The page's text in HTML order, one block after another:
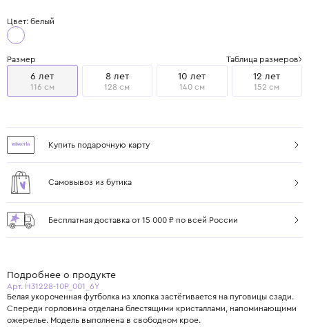
Цвет: белый
Размер Таблица размеров
6 лет
116 см
8 лет
128 см
10 лет
140 см
12 лет
152 см
Купить подарочную карту
Самовывоз из бутика
Бесплатная доставка от 15 000 ₽ по всей России
Подробнее о продукте
Арт. H31228-10P_001_6Y
Белая укороченная футболка из хлопка застёгивается на пуговицы сзади.
Спереди горловина отделана блестящими кристаллами, напоминающими
ожерелье. Модель выполнена в свободном крое.